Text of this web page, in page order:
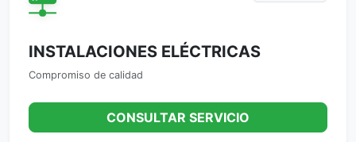
INSTALACIONES ELÉCTRICAS
Compromiso de calidad
CONSULTAR SERVICIO